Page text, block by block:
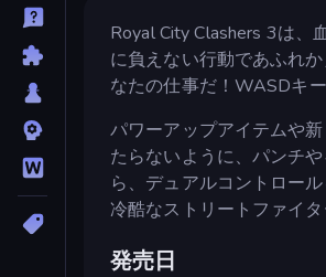
Royal City Clashers 3は、
に負えない行動であふれ
なたの仕事だ！WASDキ
パワーアップアイテムや
たらないように、パンチ
ら、デュアルコントロー
冷酷なストリートファイ
発売日